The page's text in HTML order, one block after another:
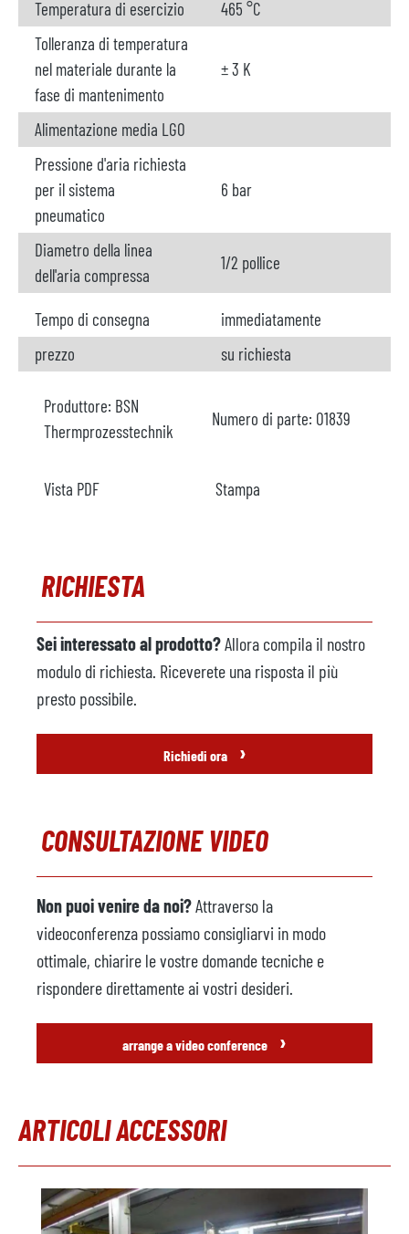
Temperatura di esercizio
465 °C
Tolleranza di temperatura
nel materiale durante la
fase di mantenimento
± 3 K
Alimentazione media LGO
Pressione d'aria richiesta
per il sistema
pneumatico
6 bar
Diametro della linea
dell'aria compressa
1/2 pollice
Tempo di consegna
immediatamente
prezzo
su richiesta
Produttore: BSN
Thermprozesstechnik
Numero di parte: O1839
Vista PDF Stampa
RICHIESTA
Sei interessato al prodotto?Allora compila il nostro
modulo di richiesta. Riceverete una risposta il più
presto possibile.
Richiedi ora ›
CONSULTAZIONE VIDEO
Non puoi venire da noi?Attraverso la
videoconferenza possiamo consigliarvi in modo
ottimale, chiarire le vostre domande tecniche e
rispondere direttamente ai vostri desideri.
arrange a video conference ›
ARTICOLI ACCESSORI